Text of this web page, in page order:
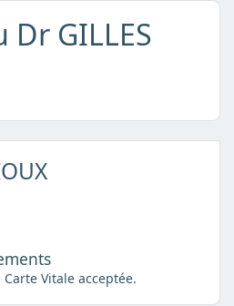
GILLES
Vitale acceptée.